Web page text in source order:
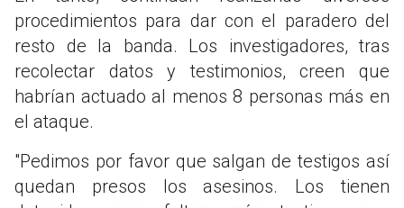
procedimientos para dar con el paradero del
resto de la banda. Los investigadores, tras
recolectar datos y testimonios, creen que
habrían actuado al menos 8 personas más en
el ataque.
"Pedimos por favor que salgan de testigos así
quedan presos los asesinos. Los tienen